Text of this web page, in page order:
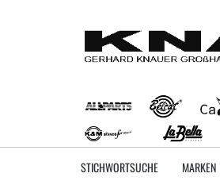
STICHWORTSUCHE MARKEN